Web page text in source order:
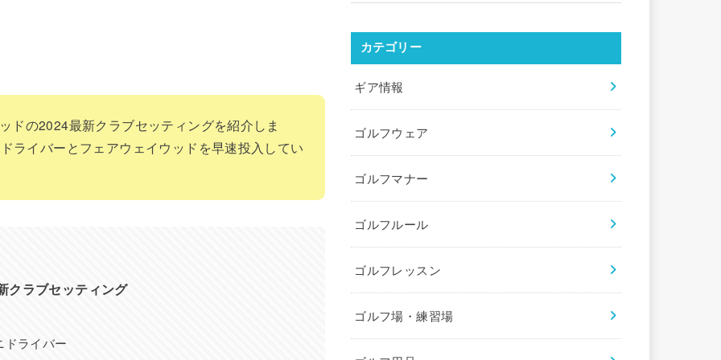
ドの2024最新クラブセッティングを紹介しま
ライバーとフェアウェイウッドを早速投入してい
クラブセッティング
ドライバー
カテゴリー
ギア情報
ゴルフウェア
ゴルフマナー
ゴルフルール
ゴルフレッスン
ゴルフ場・練習場